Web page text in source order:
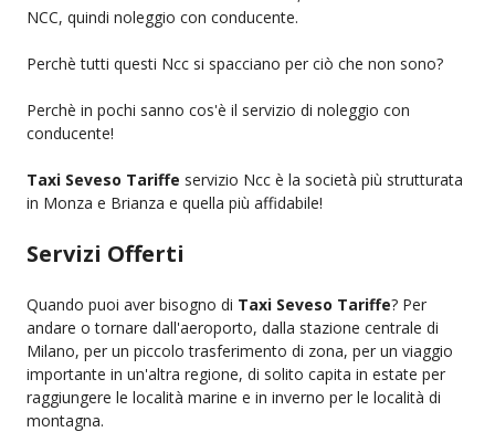
NCC, quindi noleggio con conducente.
Perchè tutti questi Ncc si spacciano per ciò che non sono?
Perchè in pochi sanno cos'è il servizio di noleggio con
conducente!
Taxi Seveso Tariffe servizio Ncc è la società più strutturata
in Monza e Brianza e quella più affidabile!
Servizi Offerti
Quando puoi aver bisogno di Taxi Seveso Tariffe? Per
andare o tornare dall'aeroporto, dalla stazione centrale di
Milano, per un piccolo trasferimento di zona, per un viaggio
importante in un'altra regione, di solito capita in estate per
raggiungere le località marine e in inverno per le località di
montagna.